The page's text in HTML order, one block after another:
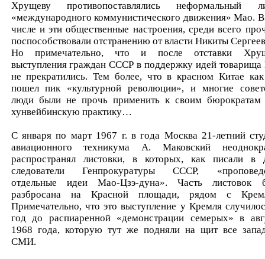
Хрущеву противопоставлялись неформальный
«международного коммунистического движения» Мао.
числе и эти общественные настроения, среди всего
поспособствовали отстранению от власти Никиты
Но примечательно, что и после отставки
выступления граждан СССР в поддержку идей
не прекратились. Тем более, что в красном Китае
пошел пик «культурной революции», и многие
люди были не прочь применить к своим бюрократам
хунвейбинскую практику…
С января по март 1967 г. в года Москва 21-летний
авиационного техникума А. Маковский
распространял листовки, в которых, как писали в
следователи Генпрокуратуры СССР,
отдельные идеи Мао-Цзэ-дуна». Часть листовок
разбросана на Красной площади, рядом с
Примечательно, что это выступление у Кремля
год до распиаренной «демонстрации семерых» в
1968 года, которую тут же подняли на щит все
СМИ.